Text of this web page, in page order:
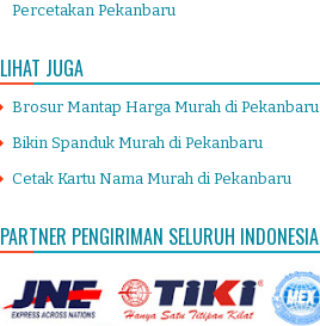
Percetakan Pekanbaru
LIHAT JUGA
Brosur Mantap Harga Murah di Pekanbaru
Bikin Spanduk Murah di Pekanbaru
Cetak Kartu Nama Murah di Pekanbaru
PARTNER PENGIRIMAN SELURUH INDONESIA